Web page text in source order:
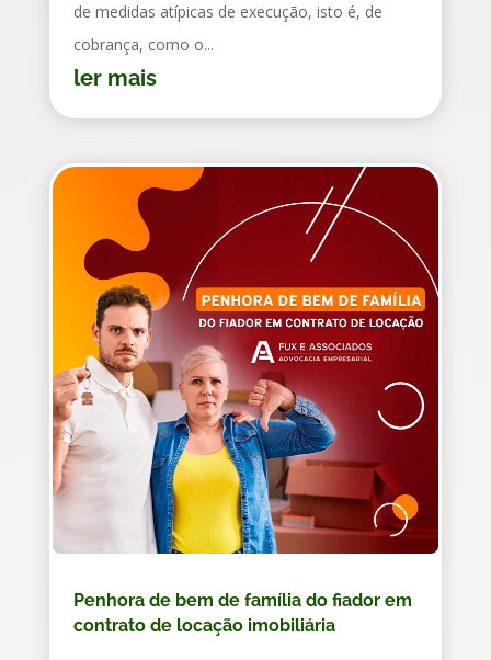
de medidas atípicas de execução, isto é, de
cobrança, como o...
ler mais
Penhora de bem de família do fiador em
contrato de locação imobiliária